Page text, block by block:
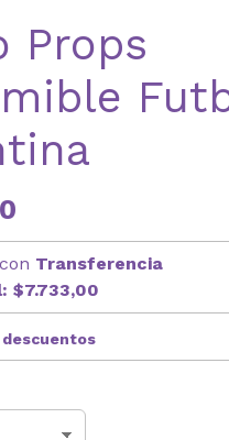
Props
con Transferencia
$7.733,00